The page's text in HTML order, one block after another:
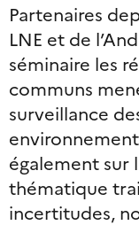
Partenaires
LNE et de
séminaire les
communs
surveillance
également sur
thématique
incertitudes,